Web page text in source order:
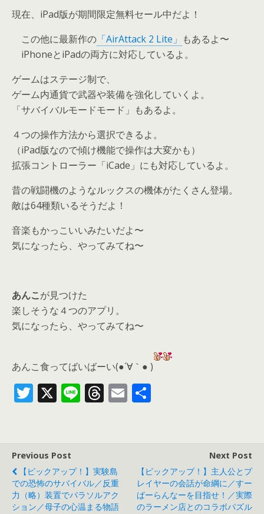
現在、iPad版が期間限定無料セール中だよ！
この他に最新作の 「AirAttack 2 Lite」 もあるよ〜
iPhoneとiPadの両方に対応しているよ。
ゲームはステージ制で、
ゲーム内通貨で武器や装備を強化していくよ。
「サバイバルモードモード」もあるよ。
４つの操作方法から選択できるよ。
（iPad版なので傾け機能で操作は大変かも）
拡張コントローラー「iCade」にも対応しているよ。
昔の戦闘機のようなルックスの機体がたくさん登場。
敵は64種類いるそうだよ！
音楽もかっこいいみたいだよ〜
気になったら、やってみてね〜
あんこが見つけた
楽しそうな４つのアプリ。
気になったら、 やってみてね〜
あんこ食ってばいばーい(●´∀｀● )
T
er
X Li T
d
s
E
Previous Post
【ピックアップ！】実験島
での恐怖のサバイバル／反重
力（略）装置でパラソルアク
ション／母子の心温まる物語
Next Post
【ピックアップ！】主人公とプ
レイヤーの会話が命綱に／すー
ぱーらんなーを目指せ！／実際
のラーメン店とのコラボパズル